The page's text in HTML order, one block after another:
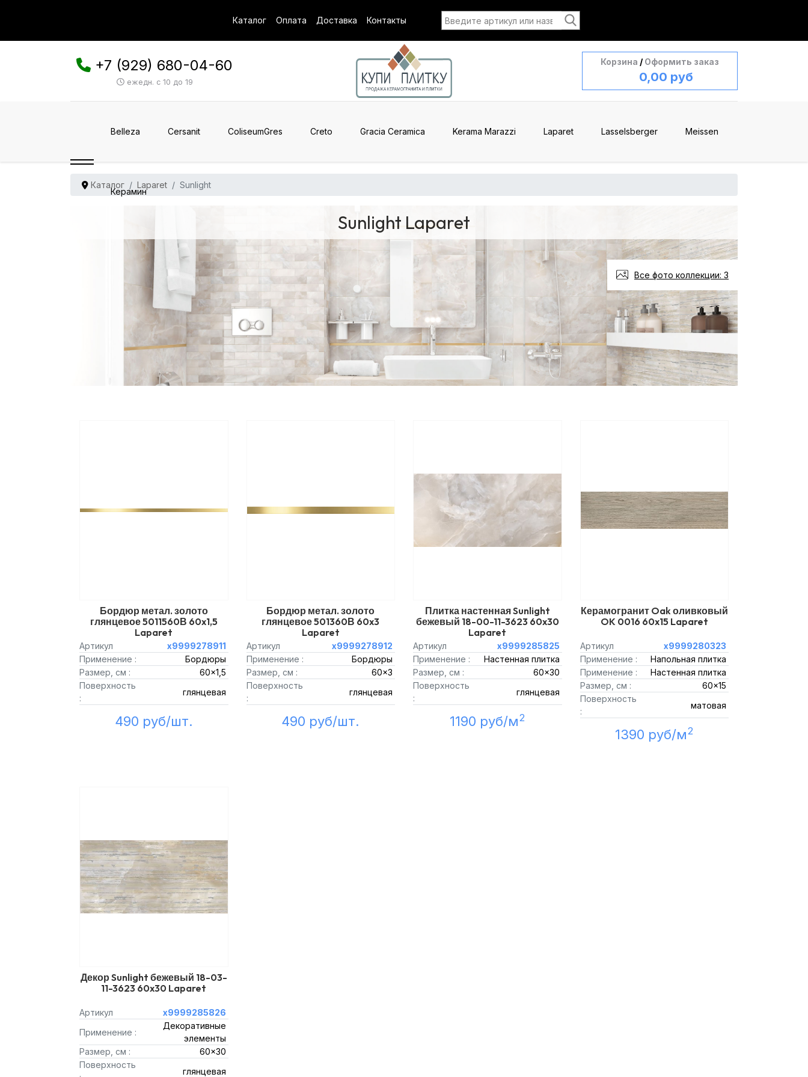
Каталог Оплата Доставка Контакты
+7 (929) 680-04-60
ежедн. с 10 до 19
Корзина / Оформить заказ
0,00 руб
Belleza Cersanit ColiseumGres Creto Gracia Ceramica Kerama Marazzi Laparet Lasselsberger Meissen
Керамин
Каталог Laparet Sunlight
Sunlight Laparet
Все фото коллекции: 3
Бордюр метал. золото
глянцевое 5011560В 60x1,5
Laparet
Артикул
х9999278911
Применение :
Бордюры
Размер, см :
60x1,5
Поверхность
:
глянцевая
490 руб/шт.
Бордюр метал. золото
глянцевое 501360В 60x3
Laparet
Артикул
х9999278912
Применение :
Бордюры
Размер, см :
60x3
Поверхность
:
глянцевая
490 руб/шт.
Плитка настенная Sunlight
бежевый 18-00-11-3623 60x30
Laparet
Артикул
х9999285825
Применение :
Настенная плитка
Размер, см :
60x30
Поверхность
:
глянцевая
1190 руб/м2
Керамогранит Oak оливковый
OK 0016 60x15 Laparet
Артикул
х9999280323
Применение :
Напольная плитка
Применение :
Настенная плитка
Размер, см :
60x15
Поверхность
:
матовая
1390 руб/м2
Декор Sunlight бежевый 18-03-
11-3623 60x30 Laparet
Артикул
х9999285826
Применение :
Декоративные
элементы
Размер, см :
60x30
Поверхность
глянцевая